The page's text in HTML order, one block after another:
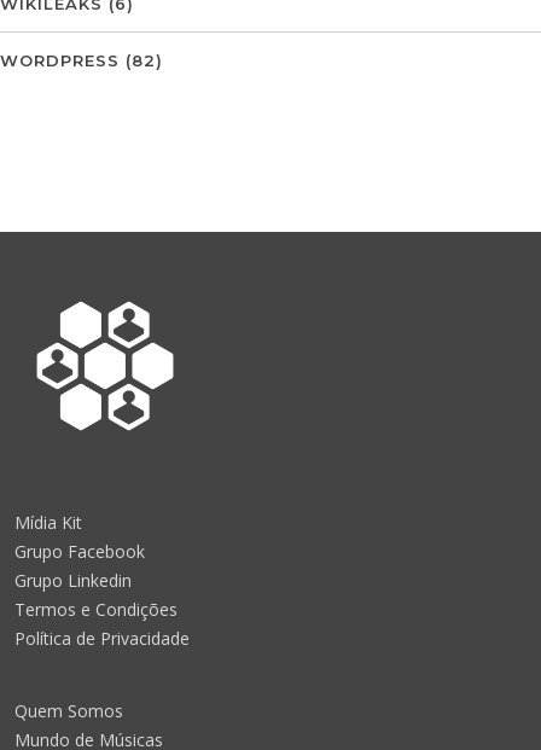
WORDPRESS (82)
Mídia Kit
Grupo Facebook
Grupo Linkedin
Termos e Condições
Política de Privacidade
Quem Somos
Mundo de Músicas